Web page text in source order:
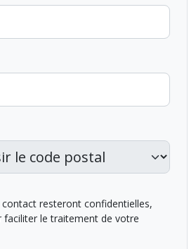
resteront confidentielles,
faciliter le traitement de votre